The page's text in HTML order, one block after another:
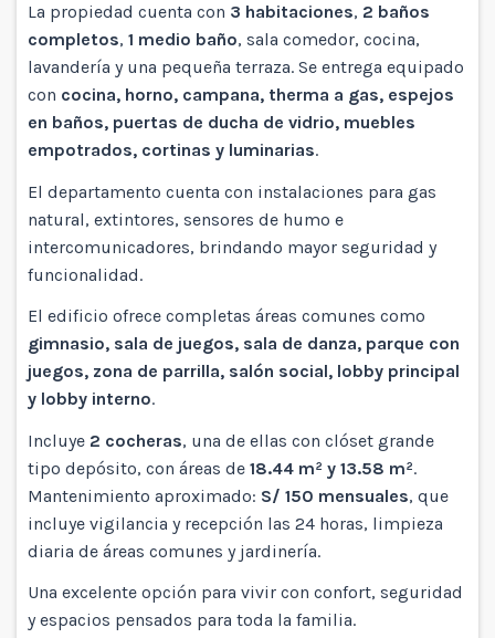
La propiedad cuenta con 3 habitaciones, 2 baños
completos, 1 medio baño, sala comedor, cocina,
lavandería y una pequeña terraza. Se entrega equipado
con cocina, horno, campana, therma a gas, espejos
en baños, puertas de ducha de vidrio, muebles
empotrados, cortinas y luminarias.
El departamento cuenta con instalaciones para gas
natural, extintores, sensores de humo e
intercomunicadores, brindando mayor seguridad y
funcionalidad.
El edificio ofrece completas áreas comunes como
gimnasio, sala de juegos, sala de danza, parque con
juegos, zona de parrilla, salón social, lobby principal
y lobby interno.
Incluye 2 cocheras, una de ellas con clóset grande
tipo depósito, con áreas de 18.44 m² y 13.58 m².
Mantenimiento aproximado: S/ 150 mensuales, que
incluye vigilancia y recepción las 24 horas, limpieza
diaria de áreas comunes y jardinería.
Una excelente opción para vivir con confort, seguridad
y espacios pensados para toda la familia.